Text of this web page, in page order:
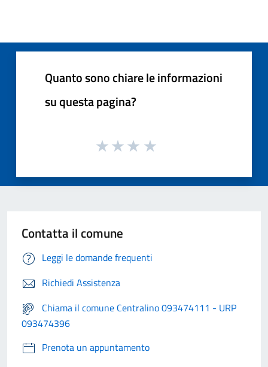
Quanto sono chiare le informazioni
su questa pagina?
Contatta il comune
Leggi le domande frequenti
Richiedi Assistenza
Chiama il comune Centralino 093474111 - URP
093474396
Prenota un appuntamento